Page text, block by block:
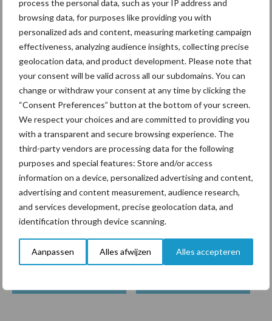
process the personal data, such as your IP address and
browsing data, for purposes like providing you with
personalized ads and content, measuring marketing campaign
effectiveness, analyzing audience insights, collecting precise
geolocation data, and product development. Please note that
your consent will be valid across all our subdomains. You can
change or withdraw your consent at any time by clicking the
“Consent Preferences” button at the bottom of your screen.
We respect your choices and are committed to providing you
with a transparent and secure browsing experience. The
third-party vendors are processing data for the following
purposes and special features: Store and/or access
information on a device, personalized advertising and content,
advertising and content measurement, audience research,
and services development, precise geolocation data, and
identification through device scanning.
Aanpassen Alles afwijzen Alles accepteren
voor mastitis
ForFarmers ziet volume en
marktaandeel groeien in
krimpende Nederlandse
markt
Themapagina's
Diergezondheid Bemesting Fokkerij
Bedrijfsnieuws
Ligbox &